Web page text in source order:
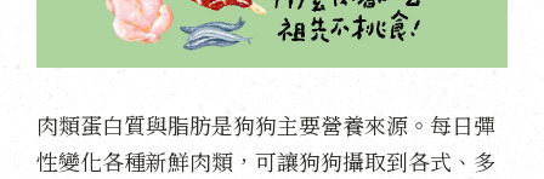
肉類蛋白質與脂肪是狗狗主要營養來源。每日彈
性變化各種新鮮肉類，可讓狗狗攝取到各式、多